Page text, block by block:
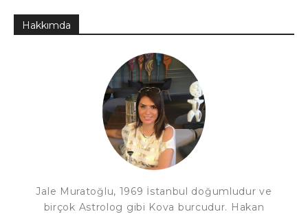
Hakkımda
Jale Muratoğlu, 1969 İstanbul doğumludur ve
birçok Astrolog gibi Kova burcudur. Hakan